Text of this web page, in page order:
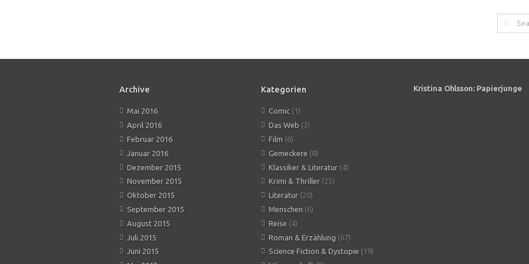
Archive
Mai 2016
April 2016
Februar 2016
Januar 2016
Dezember 2015
November 2015
Oktober 2015
September 2015
August 2015
Juli 2015
Juni 2015
Kategorien
Comic (1)
Das Web (3)
Film (6)
Gemeckere (8)
Klassiker & Literatur (4)
Krimi & Thriller (25)
Literatur (20)
Menschen (6)
Reise (4)
Roman & Erzählung (67)
Science Fiction & Dystopie (19)
Kristina Ohlsson: Papierjunge